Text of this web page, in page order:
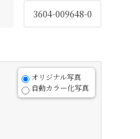
3604-009648-0
オリジナル写真
自動カラー化写真